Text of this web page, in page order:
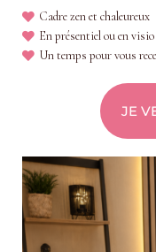
Cadre zen et chaleureux
En présentiel ou en visio
Un temps pour vous
JE